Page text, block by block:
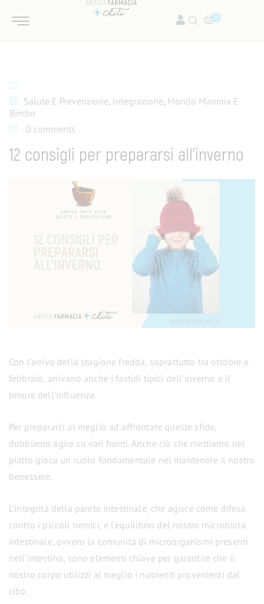
0
Salute E Prevenzione, Integrazione, Mondo Mamma E
Bimbo
0 comments
12 consigli per prepararsi all’inverno
Con l’arrivo della stagione fredda, soprattutto tra ottobre e
febbraio, arrivano anche i fastidi tipici dell’inverno e il
timore dell’influenza.
Per prepararci al meglio ad affrontare queste sfide,
dobbiamo agire su vari fronti. Anche ciò che mettiamo nel
piatto gioca un ruolo fondamentale nel mantenere il nostro
benessere.
L’integrità della parete intestinale, che agisce come difesa
contro i piccoli nemici, e l’equilibrio del nostro microbiota
intestinale, ovvero la comunità di microorganismi presenti
nell’intestino, sono elementi chiave per garantire che il
nostro corpo utilizzi al meglio i nutrienti provenienti dal
cibo.